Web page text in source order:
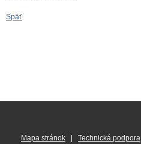
Späť
Mapa stránok Technická podpora